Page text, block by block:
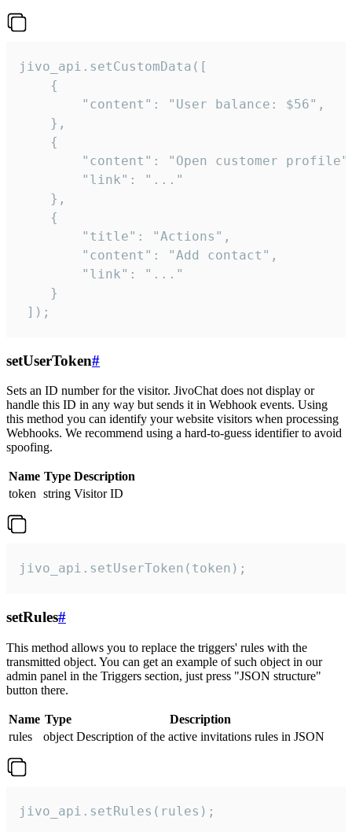
jivo_api.setCustomData([
    {
        "content": "User balance: $56",
    },
    {
"content": "Open customer
        "link": "..."
    },
    {
        "title": "Actions",
        "content": "Add contact",
        "link": "..."
    }
]);
setUserToken#
Sets an ID number for the visitor. JivoChat does not display or
handle this ID in any way but sends it in Webhook events. Using
this method you can identify your website visitors when processing
Webhooks. We recommend using a hard-to-guess identifier to avoid
spoofing.
Name Type Description
token string Visitor ID
jivo_api.setUserToken(token);
setRules#
This method allows you to replace the triggers' rules with the
transmitted object. You can get an example of such object in our
admin panel in the Triggers section, just press "JSON structure"
button there.
Name Type
Description
rules
object Description of the active invitations rules in JSON
jivo_api.setRules(rules);